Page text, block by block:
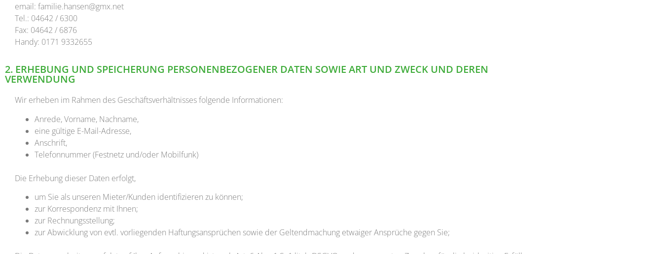
email: familie.hansen@gmx.net
Tel.: 04642 / 6300
Fax: 04642 / 6876
Handy: 0171 9332655
2. ERHEBUNG UND SPEICHERUNG PERSONENBEZOGENER DATEN SOWIE ART UND ZWECK UND DEREN
VERWENDUNG
Wir erheben im Rahmen des Geschäftsverhältnisses folgende Informationen:
Anrede, Vorname, Nachname,
eine gültige E-Mail-Adresse,
Anschrift,
Telefonnummer (Festnetz und/oder Mobilfunk)
Die Erhebung dieser Daten erfolgt,
um Sie als unseren Mieter/Kunden identifizieren zu können;
zur Korrespondenz mit Ihnen;
zur Rechnungsstellung;
zur Abwicklung von evtl. vorliegenden Haftungsansprüchen sowie der Geltendmachung etwaiger Ansprüche gegen Sie;